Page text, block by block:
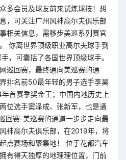
多会员及球友前来试炼球技！想
，可关注广州风神高尔夫俱乐部
相关信息，需移步美巡系列赛官
你离世界顶级职业高尔夫球手到
，可囊括了各国世界顶级球手。
巡回赛，最终通向美巡赛的通
排名前50最年轻的男子选手李昊
首赛季奖金王；中国内地历史上
位选手窦泽成、张新军，也是通
回赛-美巡赛的通道一步步走向最
神高尔夫俱乐部，在2019年，将
点赛场和聚集地！ 位于花都汽车
有得天独厚的地理理位置，门前